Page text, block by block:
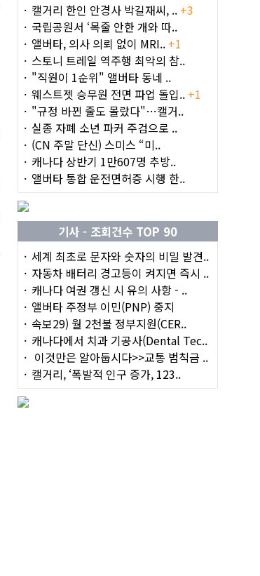
캘거리 한인 안경사 박길재씨, .. +3
국립공원서 ‘목줄 안한 개와 따..
앨버타, 의사 의뢰 없이 MRI.. +1
스토니 트레일 역주행 최악의 참..
"직원이 1순위" 앨버타 동네 ..
웨스트젯 승무원 전면 파업 돌입.. +1
"규정 바뀐 줄도 몰랐다"…캘거..
실종 자폐 소년 파커 주검으로 ..
(CN 주말 단신) 스미스 “미..
캐나다 상반기 1만607명 추방..
앨버타 통합 운전면허증 시행 한..
기사 - 조회건수 TOP 90
세계 최초로 문자와 숫자의 비밀 발견..
자동차 배터리 경고등이 켜지면 즉시 ..
캐나다 여권 갱신 시 유의 사항 - ..
앨버타 주정부 이민(PNP) 중지
속보29) 월 2천불 정부지원(CER..
캐나다에서 치과 기공사(Dental Tec..
이것만은 알아둡시다>>교통 범칙금 ..
캘거리, ‘폭발적 인구 증가, 123..